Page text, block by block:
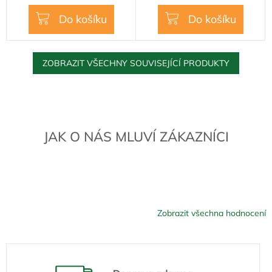
JAK O NÁS MLUVÍ ZÁKAZNÍCI
Zobrazit všechna hodnocení
cena:
Do košíku
hvězdiček.
cena:
Do košíku
ZOBRAZIT VŠECHNY SOUVISEJÍCÍ PRODUKTY